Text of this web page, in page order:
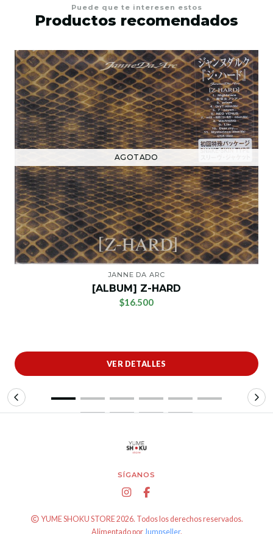
Puede que te interesen estos
Productos recomendados
AGOTADO
JANNE DA ARC
[ALBUM] Z-HARD
$16.500
VER DETALLES
SÍGANOS
YUME SHOKU STORE 2026. Todos los derechos reservados.
Alimentado por Jumpseller.